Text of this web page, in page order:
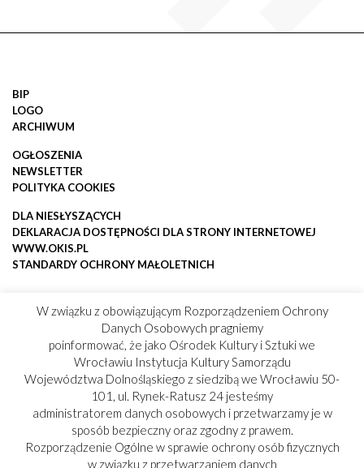
BIP
LOGO
ARCHIWUM
OGŁOSZENIA
NEWSLETTER
POLITYKA COOKIES
DLA NIESŁYSZĄCYCH
DEKLARACJA DOSTĘPNOŚCI DLA STRONY INTERNETOWEJ
WWW.OKIS.PL
STANDARDY OCHRONY MAŁOLETNICH
W związku z obowiązującym Rozporządzeniem Ochrony
Danych Osobowych pragniemy
poinformować, że jako Ośrodek Kultury i Sztuki we
Wrocławiu Instytucja Kultury Samorządu
Województwa Dolnośląskiego z siedzibą we Wrocławiu 50-
101, ul. Rynek-Ratusz 24 jesteśmy
administratorem danych osobowych i przetwarzamy je w
sposób bezpieczny oraz zgodny z prawem.
Rozporządzenie Ogólne w sprawie ochrony osób fizycznych
w związku z przetwarzaniem danych